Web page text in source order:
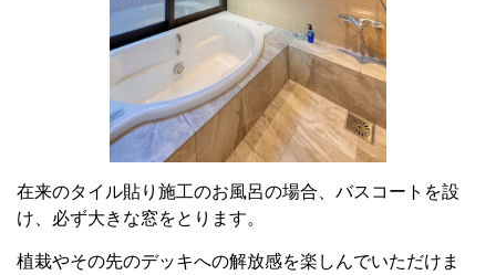
在来のタイル貼り施工のお風呂の場合、バスコートを設
け、必ず大きな窓をとります。
植栽やその先のデッキへの解放感を楽しんでいただけま